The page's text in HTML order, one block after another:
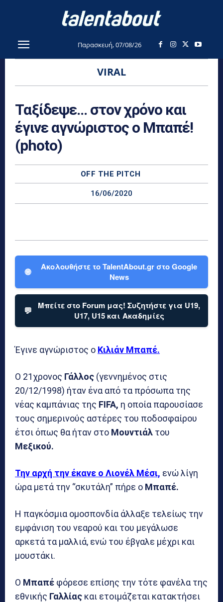
Παρασκευή, 07/08/26
VIRAL
Ταξίδεψε… στον χρόνο και
έγινε αγνώριστος ο Μπαπέ!
(photo)
OFF THE PITCH
16/06/2020
🌐
Ακολουθήστε το TalentAbout.gr στο Google
News
💬
Μπείτε στο Forum μας! Συζητήστε για U19,
U17, U15 και Ακαδημίες
Έγινε αγνώριστος ο Κιλιάν Μπαπέ.
Ο 21χρονος Γάλλος (γεννημένος στις
20/12/1998) ήταν ένα από τα πρόσωπα της
νέας καμπάνιας της FIFA, η οποία παρουσίασε
τους σημερινούς αστέρες του ποδοσφαίρου
έτσι όπως θα ήταν στο Μουντιάλ του
Μεξικού.
Την αρχή την έκανε ο Λιονέλ Μέσι, ενώ λίγη
ώρα μετά την “σκυτάλη” πήρε ο Μπαπέ.
Η παγκόσμια ομοσπονδία άλλαξε τελείως την
εμφάνιση του νεαρού και του μεγάλωσε
αρκετά τα μαλλιά, ενώ του έβγαλε μέχρι και
μουστάκι.
Ο Μπαπέ φόρεσε επίσης την τότε φανέλα της
εθνικής Γαλλίας και ετοιμάζεται κατακτήσει